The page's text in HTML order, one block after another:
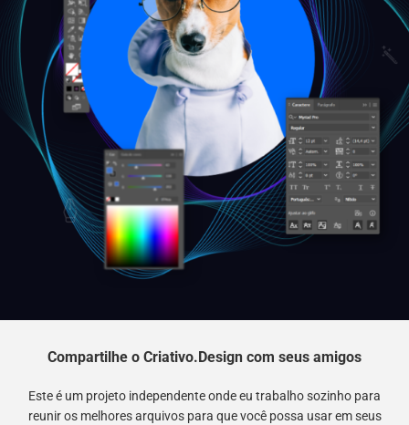
Compartilhe o Criativo.Design com seus amigos
Este é um projeto independente onde eu trabalho sozinho para
reunir os melhores arquivos para que você possa usar em seus